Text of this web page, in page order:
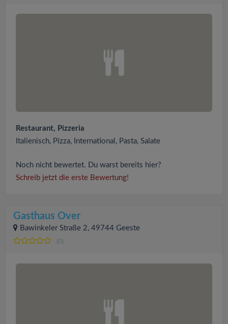
Restaurant, Pizzeria
Italienisch, Pizza, International, Pasta, Salate
Noch nicht bewertet. Du warst bereits hier?
Schreib jetzt die erste Bewertung!
Gasthaus Over
Bawinkeler Straße 2, 49744 Geeste
(0)